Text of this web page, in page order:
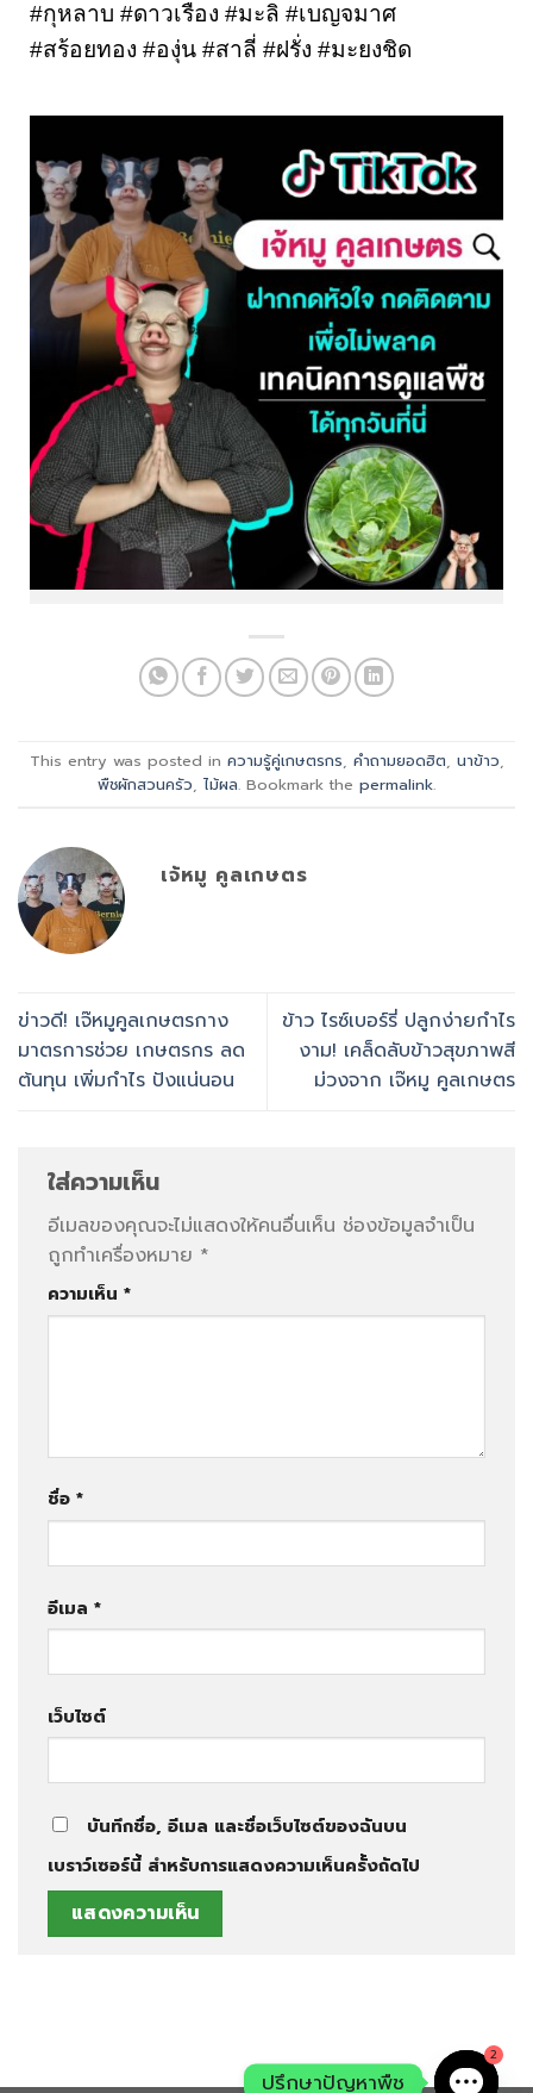
#กุหลาบ #ดาวเรือง #มะลิ #เบญจมาศ
#สร้อยทอง #องุ่น #สาลี่ #ฝรั่ง #มะยงชิด
This entry was posted in ความรู้คู่เกษตรกร, คำถามยอดฮิต, นาข้าว,
พืชผักสวนครัว, ไม้ผล. Bookmark the permalink.
เจ้หมู คูลเกษตร
ข่าวดี! เจ๊หมูคูลเกษตรกาง
มาตรการช่วย เกษตรกร ลด
ต้นทุน เพิ่มกำไร ปังแน่นอน
ข้าว ไรซ์เบอร์รี่ ปลูกง่ายกำไร
งาม! เคล็ดลับข้าวสุขภาพสี
ม่วงจาก เจ๊หมู คูลเกษตร
ใส่ความเห็น
อีเมลของคุณจะไม่แสดงให้คนอื่นเห็น ช่องข้อมูลจำเป็น
ถูกทำเครื่องหมาย *
ความเห็น *
ชื่อ *
อีเมล *
เว็บไซต์
บันทึกชื่อ, อีเมล และชื่อเว็บไซต์ของฉันบน
เบราว์เซอร์นี้ สำหรับการแสดงความเห็นครั้งถัดไป
ปรึกษาปัญหาพืช
2